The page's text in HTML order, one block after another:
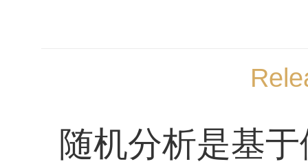
随机分析是基